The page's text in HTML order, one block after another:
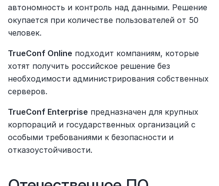
автономность и контроль над данными. Решение
окупается при количестве пользователей от 50
человек.
TrueConf Online подходит компаниям, которые
хотят получить российское решение без
необходимости администрирования собственных
серверов.
TrueConf Enterprise предназначен для крупных
корпораций и государственных организаций с
особыми требованиями к безопасности и
отказоустойчивости.